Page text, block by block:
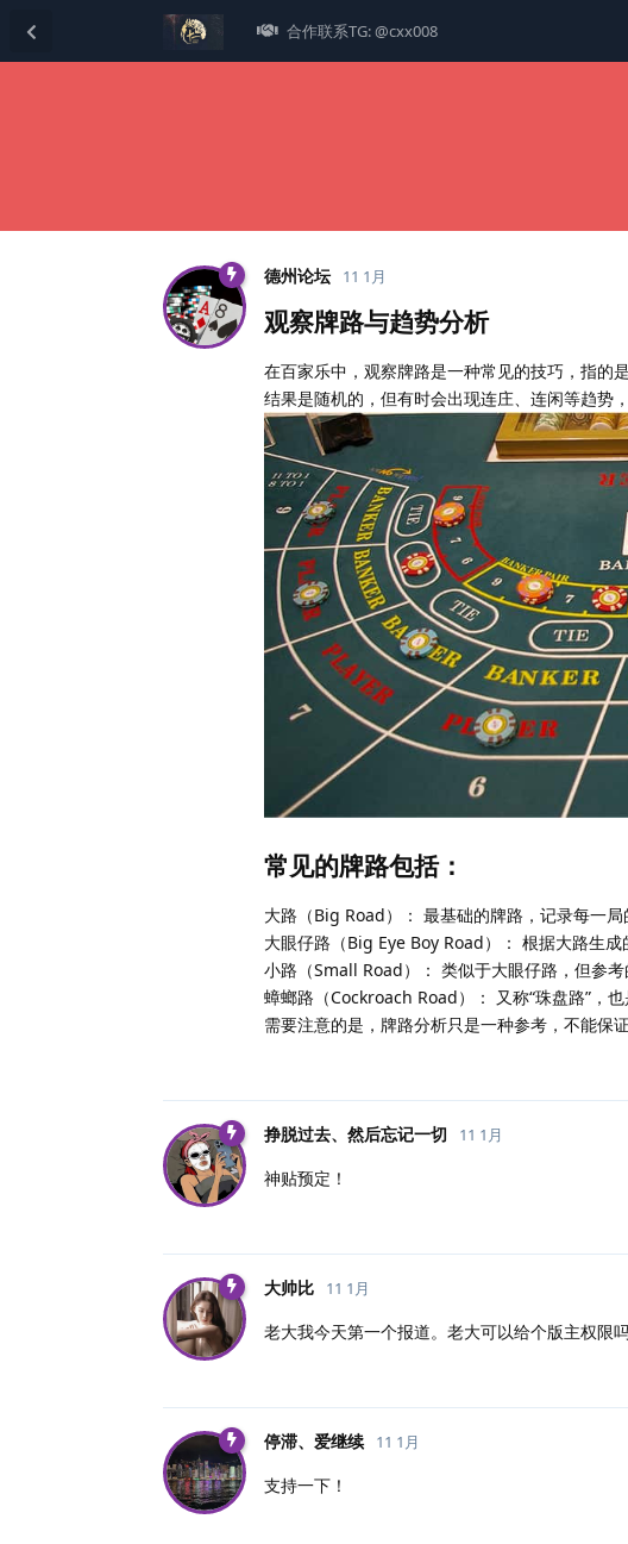
合作联系TG: @cxx008
德州论坛 11 1月
观察牌路与趋势分析
在百家乐中，观察牌路是一种常见的技巧，指的
结果是随机的，但有时会出现连庄、连闲等趋势
常见的牌路包括：
大路（Big Road）： 最基础的牌路，记录每一局
大眼仔路（Big Eye Boy Road）： 根据大路生成
小路（Small Road）： 类似于大眼仔路，但参考
蟑螂路（Cockroach Road）： 又称“珠盘路”，也
需要注意的是，牌路分析只是一种参考，不能保
挣脱过去、然后忘记一切 11 1月
神贴预定！
大帅比 11 1月
老大我今天第一个报道。老大可以给个版主权限
停滞、爱继续 11 1月
支持一下！